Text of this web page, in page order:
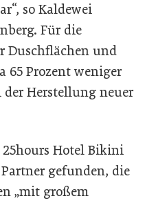
so Kaldewei
Für die
Duschflächen und
65 Prozent weniger
der Herstellung neuer
Hotel Bikini
gefunden, die
„mit großem